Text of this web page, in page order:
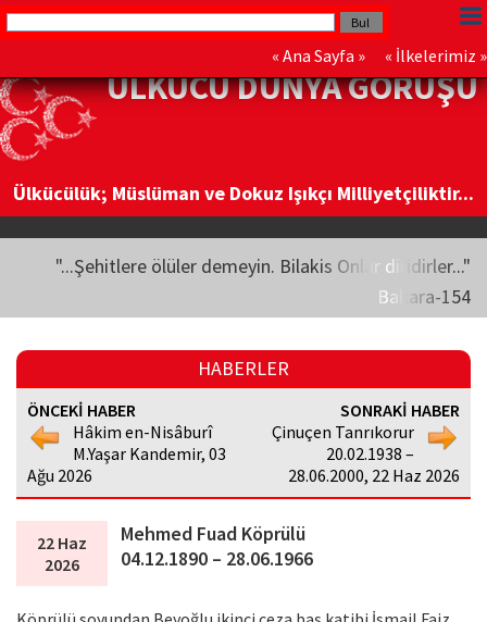
« Ana Sayfa » « İlkelerimiz »
ÜLKÜCÜ DÜNYA GÖRÜŞÜ
Ülkücülük; Müslüman ve Dokuz Işıkçı Milliyetçiliktir...
"...Şehitlere ölüler demeyin. Bilakis Onlar diridirler..."
Bakara-154
HABERLER
ÖNCEKİ HABER
Hâkim en-Nisâburî
M.Yaşar Kandemir, 03
Ağu 2026
SONRAKİ HABER
Çinuçen Tanrıkorur
20.02.1938 –
28.06.2000, 22 Haz 2026
22 Haz
2026
Mehmed Fuad Köprülü
04.12.1890 – 28.06.1966